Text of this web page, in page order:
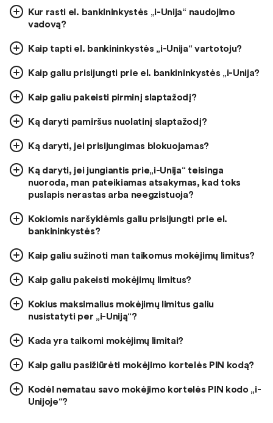
Kur rasti el. bankininkystės „i-Unija“ naudojimo
vadovą?
Kaip tapti el. bankininkystės „i-Unija“ vartotoju?
Kaip galiu prisijungti prie el. bankininkystės „i-Unija?
Kaip galiu pakeisti pirminį slaptažodį?
Ką daryti pamiršus nuolatinį slaptažodį?
Ką daryti, jei prisijungimas blokuojamas?
Ką daryti, jei jungiantis prie„i-Unija“ teisinga
nuoroda, man pateikiamas atsakymas, kad toks
puslapis nerastas arba neegzistuoja?
Kokiomis naršyklėmis galiu prisijungti prie el.
bankininkystės?
Kaip galiu sužinoti man taikomus mokėjimų limitus?
Kaip galiu pakeisti mokėjimų limitus?
Kokius maksimalius mokėjimų limitus galiu
nusistatyti per „i-Uniją“?
Kada yra taikomi mokėjimų limitai?
Kaip galiu pasižiūrėti mokėjimo kortelės PIN kodą?
Kodėl nematau savo mokėjimo kortelės PIN kodo „i-
Unijoje“?